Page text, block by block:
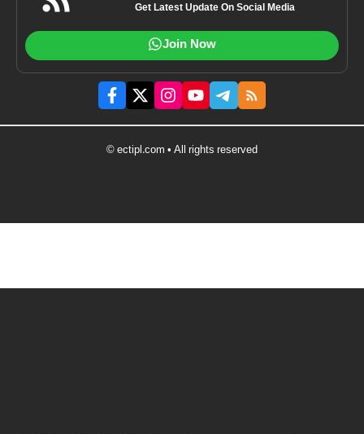
Get Latest Update On Social Media
Join Now
© ectipl.com • All rights reserved